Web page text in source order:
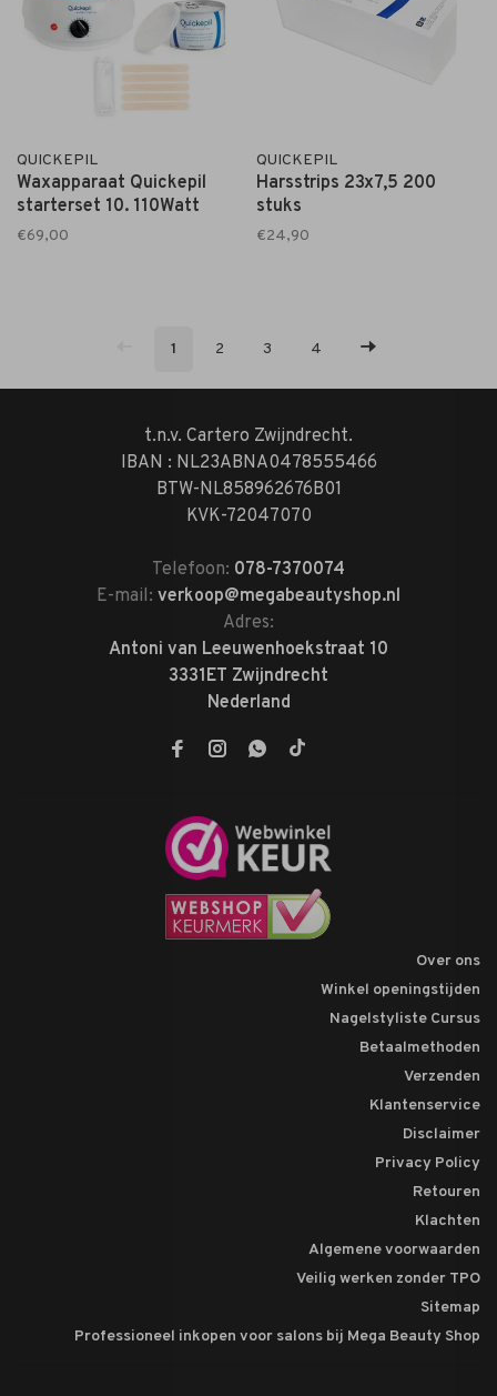
QUICKEPIL
Waxapparaat Quickepil
starterset 10. 110Watt
€69,00
QUICKEPIL
Harsstrips 23x7,5 200
stuks
€24,90
1 2 3 4
t.n.v. Cartero Zwijndrecht.
IBAN : NL23ABNA0478555466
BTW-NL858962676B01
KVK-72047070
Telefoon: 078-7370074
E-mail: verkoop@megabeautyshop.nl
Adres:
Antoni van Leeuwenhoekstraat 10
3331ET Zwijndrecht
Nederland
Over ons
Winkel openingstijden
Nagelstyliste Cursus
Betaalmethoden
Verzenden
Klantenservice
Disclaimer
Privacy Policy
Retouren
Klachten
Algemene voorwaarden
Veilig werken zonder TPO
Sitemap
Professioneel inkopen voor salons bij Mega Beauty Shop